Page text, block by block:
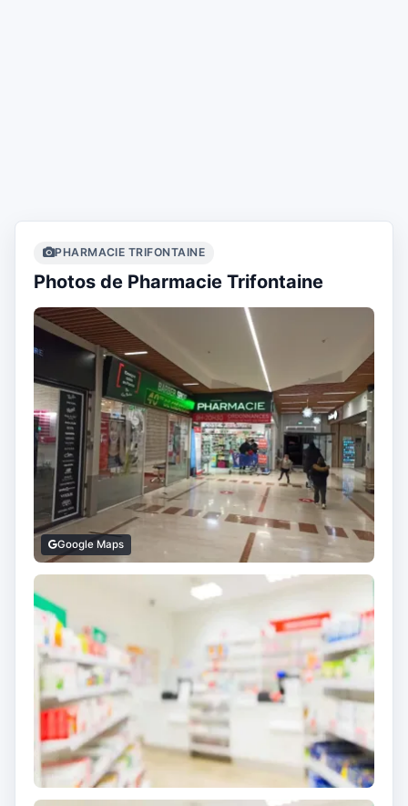
PHARMACIE TRIFONTAINE
Photos de Pharmacie Trifontaine
Google Maps